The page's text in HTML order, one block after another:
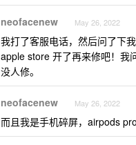
neofacenew May 26, 2022
我打了客服电话，然后问了下
apple store 开了再来修吧！我
没人修。
neofacenew May 26, 2022
而且我是手机碎屏，airpods